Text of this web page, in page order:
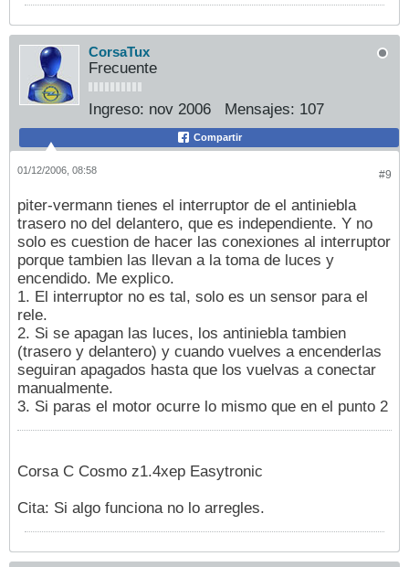
CorsaTux
Frecuente
Ingreso: nov 2006 Mensajes: 107
Compartir
#9
01/12/2006, 08:58
piter-vermann tienes el interruptor de el antiniebla
trasero no del delantero, que es independiente. Y no
solo es cuestion de hacer las conexiones al interruptor
porque tambien las llevan a la toma de luces y
encendido. Me explico.
1. El interruptor no es tal, solo es un sensor para el
rele.
2. Si se apagan las luces, los antiniebla tambien
(trasero y delantero) y cuando vuelves a encenderlas
seguiran apagados hasta que los vuelvas a conectar
manualmente.
3. Si paras el motor ocurre lo mismo que en el punto 2
Corsa C Cosmo z1.4xep Easytronic
Cita: Si algo funciona no lo arregles.